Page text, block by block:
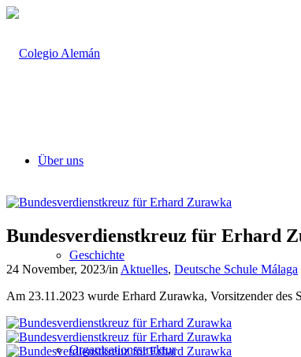
Über uns
Geschichte
Organisationsstruktur
Bundesverdienstkreuz für Erhard
24 November, 2023/in Aktuelles, Deutsche Schule Málaga
Am 23.11.2023 wurde Erhard Zurawka, Vorsitzender des